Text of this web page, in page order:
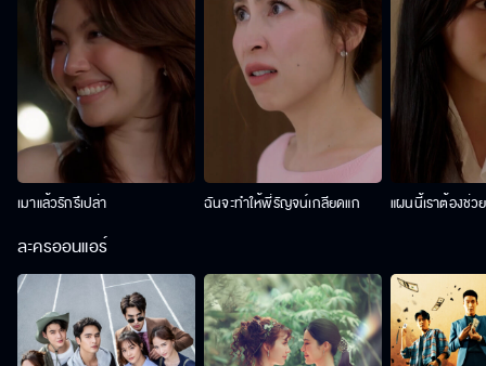
เมาแล้วรักรึเปล่า ฉันจะทำให้พี่รัญจน์เกลียดแก แผนนี้เราต้องช่ว
ละครออนแอร์